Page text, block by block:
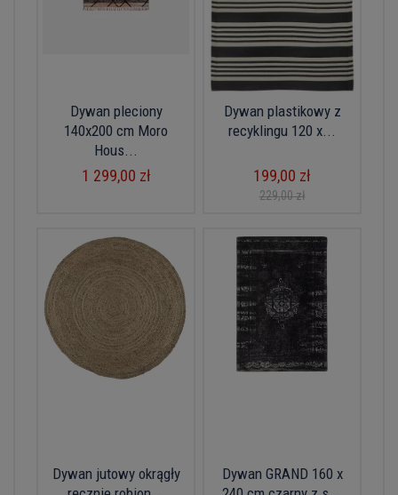
Dywan pleciony
140x200 cm Moro
Hous...
1 299,00 zł
Dywan plastikowy z
recyklingu 120 x...
199,00 zł
229,00 zł
Dywan jutowy okrągły
Dywan GRAND 160 x